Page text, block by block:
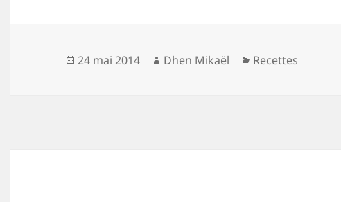
Publié
24 mai 2014 Auteur
Dhen Mikaël Catégories
Recettes